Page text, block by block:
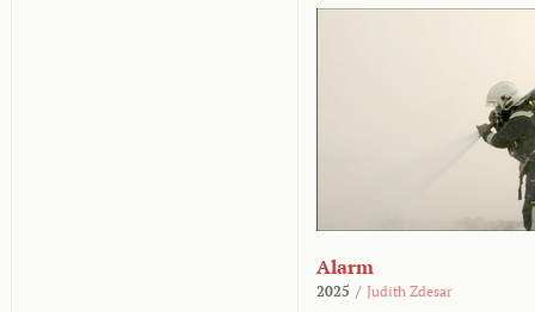
Alarm
2025 / Judith Zdesar